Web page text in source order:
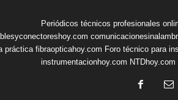
Periódicos técnicos profesionales
práctica fibraopticahoy.com Foro técnico para
instrumentacionhoy.com NTDhoy.com